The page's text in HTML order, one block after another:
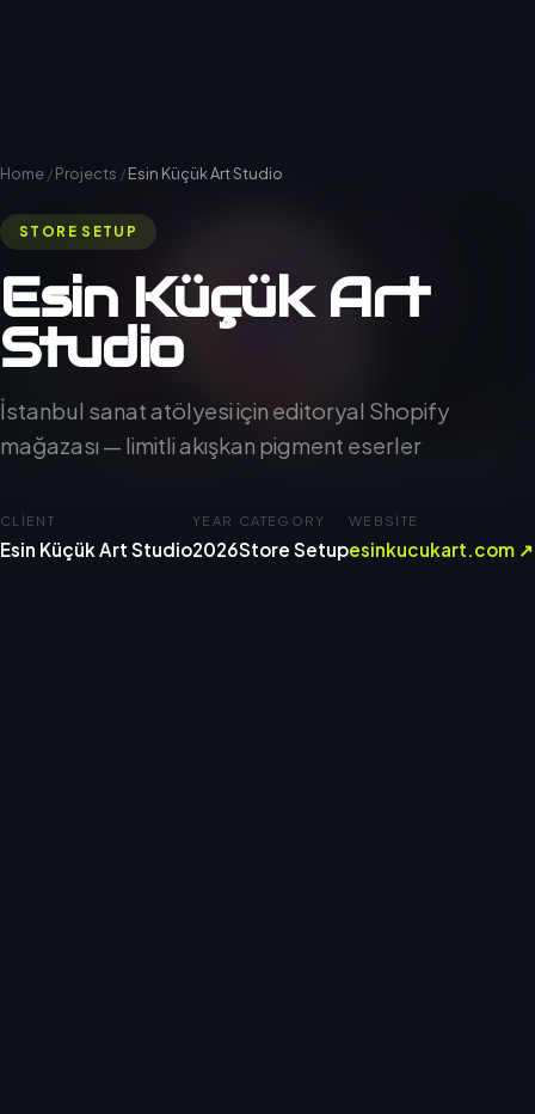
Home/Projects /Esin Küçük Art Studio
STORE SETUP
Esin Küçük Art
Studio
İstanbul sanat atölyesi için editoryal Shopify
mağazası — limitli akışkan pigment eserler
CLIENT
Esin Küçük Art Studio
YEAR
2026
CATEGORY
Store Setup
WEBSITE
esinkucukart.com ↗